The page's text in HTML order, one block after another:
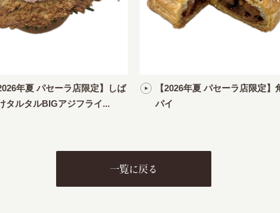
年夏 パセーラ店限定】しば
タルタルBIGアジフライ...
【2026年夏 パセーラ店限定】
パイ
一覧に戻る